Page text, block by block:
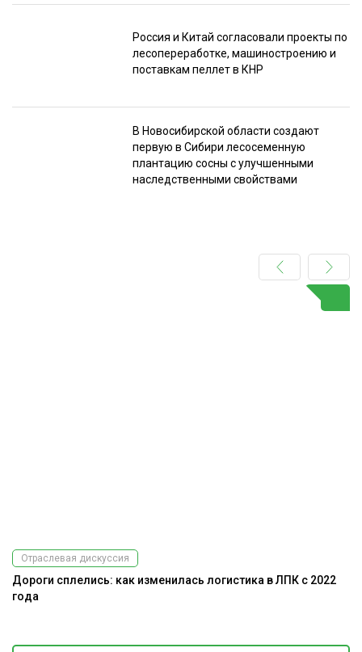
Россия и Китай согласовали проекты по
лесопереработке, машиностроению и
поставкам пеллет в КНР
В Новосибирской области создают
первую в Сибири лесосеменную
плантацию сосны с улучшенными
наследственными свойствами
Отраслевая дискуссия
Дороги сплелись: как изменилась логистика в ЛПК с 2022
года